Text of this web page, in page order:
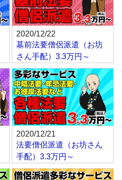
2020/12/22
墓前法要僧侶派遣（お坊
さん手配）3.3万円～
2020/12/21
法要僧侶派遣（お坊さん
手配）3.3万円～